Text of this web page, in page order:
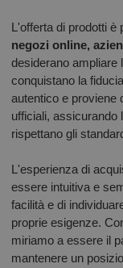
L'offerta di prodotti è
negozi online,
desiderano ampliare
conquistano la
autentico e proviene
ufficiali, assicurando
rispettano gli
L'esperienza di
essere intuitiva e
facilità e di
proprie esigenze.
miriamo a essere il
mantenere un